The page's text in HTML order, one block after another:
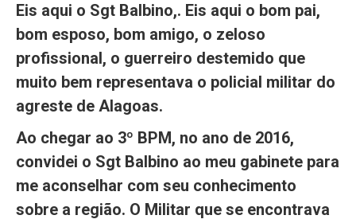
Eis aqui o Sgt Balbino,. Eis aqui o bom pai,
bom esposo, bom amigo, o zeloso
profissional, o guerreiro destemido que
muito bem representava o policial militar do
agreste de Alagoas.
Ao chegar ao 3º BPM, no ano de 2016,
convidei o Sgt Balbino ao meu gabinete para
me aconselhar com seu conhecimento
sobre a região. O Militar que se encontrava